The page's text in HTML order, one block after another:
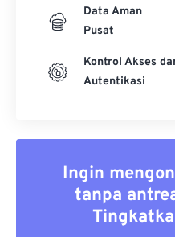
Data Aman
Pusat
Kontrol Akses
Autentikasi
Ingin
tanpa